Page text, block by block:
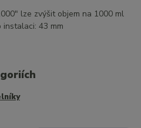
lze zvýšit objem na 1000 ml
43 mm